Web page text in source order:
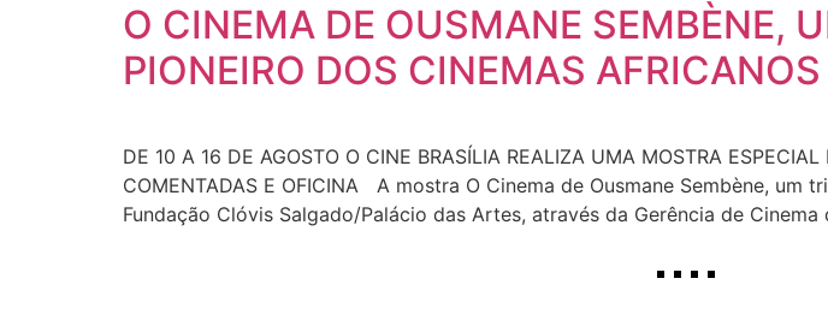
O CINEMA DE OUSMANE SEMBÈNE,
PIONEIRO DOS CINEMAS AFRICANOS
DE 10 A 16 DE AGOSTO O CINE BRASÍLIA REALIZA UMA MOSTRA
COMENTADAS E OFICINA A mostra O Cinema de Ousmane Sembène,
Fundação Clóvis Salgado/Palácio das Artes, através da Gerência de